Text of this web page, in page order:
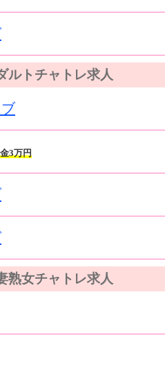
トチャトレ求人
3万円
女チャトレ求人